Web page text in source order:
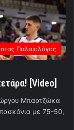
Παλαιολόγος
[Video]
Μπαρτζώκα
με 75-50,